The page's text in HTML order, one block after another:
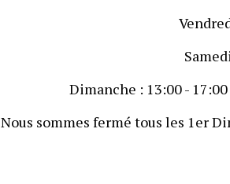
Dimanche : 13:00 -
Nous sommes fermé tous les 1er